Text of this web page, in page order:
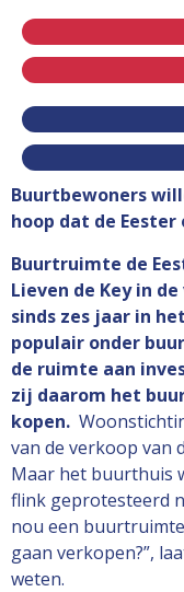
Buurtbewoners
hoop dat de Eester
Buurtruimte de
Lieven de Key in
sinds zes jaar in
populair onder
de ruimte aan
zij daarom het
kopen.
van de verkoop van
Maar het buurthuis
flink geprotesteerd
nou een
gaan verkopen?”,
weten.